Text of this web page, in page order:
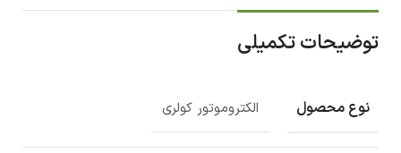
توضیحات تکمیلی
نوع محصول الکتروموتور کولری